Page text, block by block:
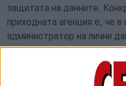
защитата на данните.
приходната агенция е, че в
администратор на лични
подходящи технически и
резултат на което е
неразрешено разкриване